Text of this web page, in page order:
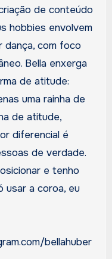
de conteúdo
hobbies envolvem
dança, com foco
Bella enxerga
de atitude:
uma rainha de
de atitude,
diferencial é
de verdade.
e tenho
usar a coroa, eu
bellahuber